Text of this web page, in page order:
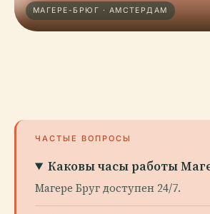
МАГЕРЕ-БРЮГ · АМСТЕРДАМ
ЧАСТЫЕ ВОПРОСЫ
Каковы часы работы
Магере Бруг доступен 24/7.